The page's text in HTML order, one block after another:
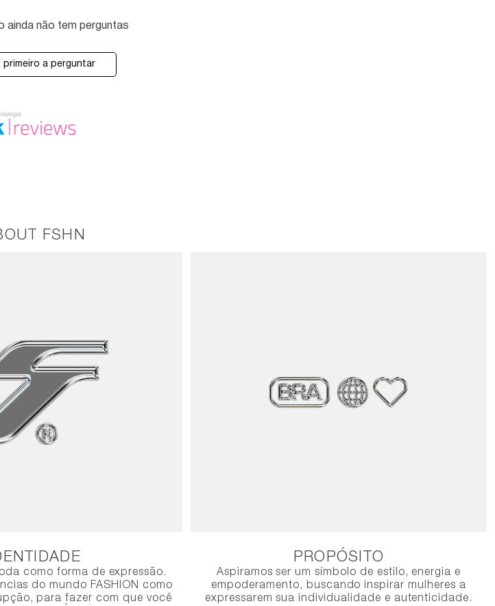
ainda não tem perguntas
primeiro a perguntar
FSHN
como forma de expressão.
do mundo FASHION como
para fazer com que você
PROPÓSITO
Aspiramos ser um símbolo de estilo, energia e
empoderamento, buscando inspirar mulheres a
expressarem sua individualidade e autenticidade.